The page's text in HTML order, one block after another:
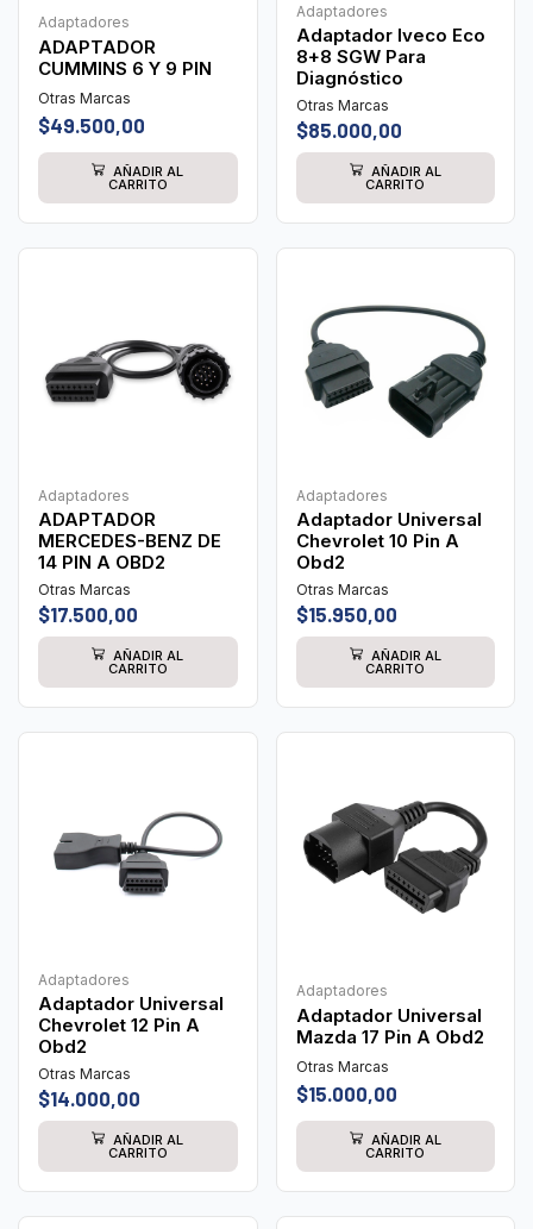
Adaptadores
ADAPTADOR
CUMMINS 6 Y 9 PIN
Otras Marcas
$49.500,00
AÑADIR AL
CARRITO
Adaptadores
Adaptador Iveco Eco
8+8 SGW Para
Diagnóstico
Otras Marcas
$85.000,00
AÑADIR AL
CARRITO
Adaptadores
ADAPTADOR
MERCEDES-BENZ DE
14 PIN A OBD2
Otras Marcas
$17.500,00
AÑADIR AL
CARRITO
Adaptadores
Adaptador Universal
Chevrolet 10 Pin A
Obd2
Otras Marcas
$15.950,00
AÑADIR AL
CARRITO
Adaptadores
Adaptador Universal
Chevrolet 12 Pin A
Obd2
Otras Marcas
$14.000,00
AÑADIR AL
CARRITO
Adaptadores
Adaptador Universal
Mazda 17 Pin A Obd2
Otras Marcas
$15.000,00
AÑADIR AL
CARRITO